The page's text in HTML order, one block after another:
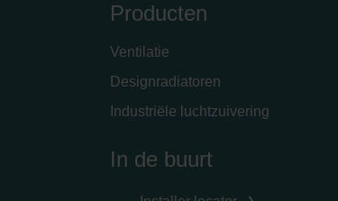
Producten
Ventilatie
Designradiatoren
Industriële luchtzuivering
In de buurt